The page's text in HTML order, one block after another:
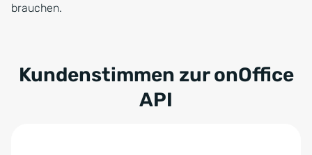
brauchen.
Kundenstimmen zur onOffice
API